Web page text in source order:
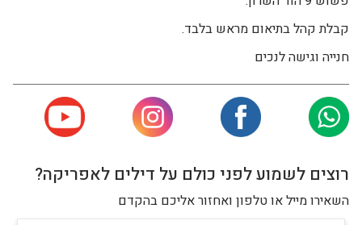
קבלת קהל בתיאום מראש בלבד.
חנייה וגישה לנכים
רוצים לשמוע לפני כולם על דילים לאפריקה?
השאירו מייל או טלפון ואחזור אליכם בהקדם